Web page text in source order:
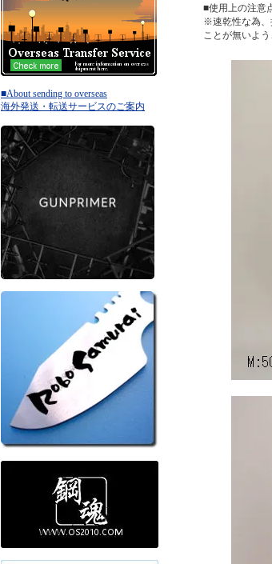
■About sending to overseas
海外発送・転送サービスのご案内
■使用上の注意
※速乾性な為、
ことが無いよう